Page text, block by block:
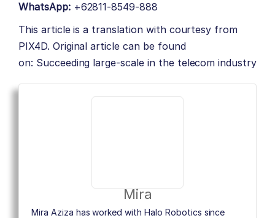
WhatsApp:+62811-8549-888
This article is a translation with courtesy from
PIX4D. Original article can be found
on: Succeeding large-scale in the telecom industry
Mira
Mira Aziza has worked with Halo Robotics since